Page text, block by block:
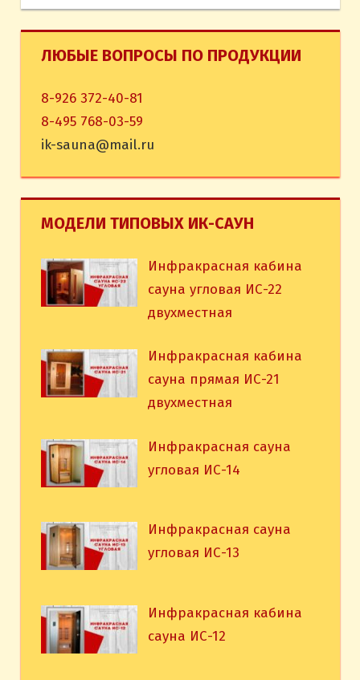
ЛЮБЫЕ ВОПРОСЫ ПО ПРОДУКЦИИ
8-926 372-40-81
8-495 768-03-59
ik-sauna@mail.ru
МОДЕЛИ ТИПОВЫХ ИК-САУН
Инфракрасная кабина
сауна угловая ИС-22
двухместная
Инфракрасная кабина
сауна прямая ИС-21
двухместная
Инфракрасная сауна
угловая ИС-14
Инфракрасная сауна
угловая ИС-13
Инфракрасная кабина
сауна ИС-12